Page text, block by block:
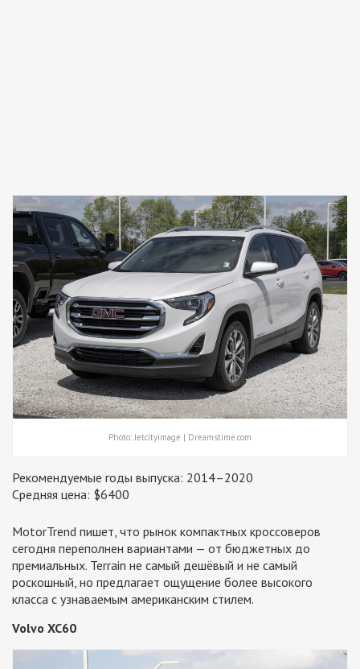
Photo: Jetcityimage | Dreamstime.com
Рекомендуемые годы выпуска: 2014–2020
Средняя цена: $6400
MotorTrend пишет, что рынок компактных кроссоверов
сегодня переполнен вариантами — от бюджетных до
премиальных. Terrain не самый дешёвый и не самый
роскошный, но предлагает ощущение более высокого
класса с узнаваемым американским стилем.
Volvo XC60